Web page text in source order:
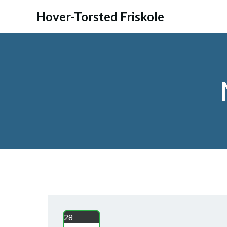
Hover-Torsted Friskole
28